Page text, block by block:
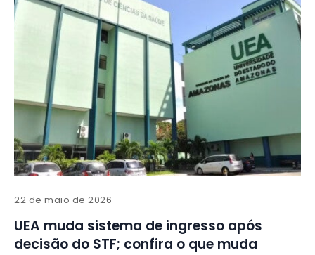
22 de maio de 2026
UEA muda sistema de ingresso após
decisão do STF; confira o que muda